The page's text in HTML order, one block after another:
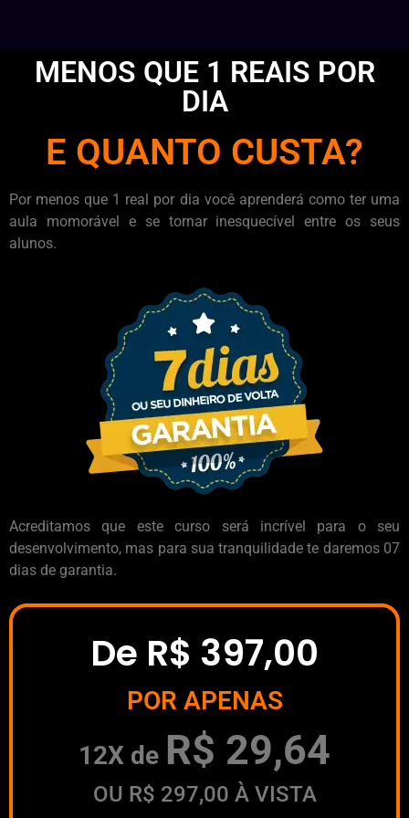
MENOS QUE 1 REAIS POR
DIA
E QUANTO CUSTA?
Por menos que 1 real por dia você aprenderá como ter uma
aula momorável e se tornar inesquecível entre os seus
alunos.
Acreditamos que este curso será incrível para o seu
desenvolvimento, mas para sua tranquilidade te daremos 07
dias de garantia.
De R$ 397,00
POR APENAS
12X de R$ 29,64
OU R$ 297,00 À VISTA